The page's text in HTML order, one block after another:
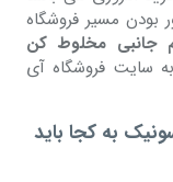
بودن مسیر فروشگاه
جانبی مخلوط کن
سایت فروشگاه آی
به کجا باید